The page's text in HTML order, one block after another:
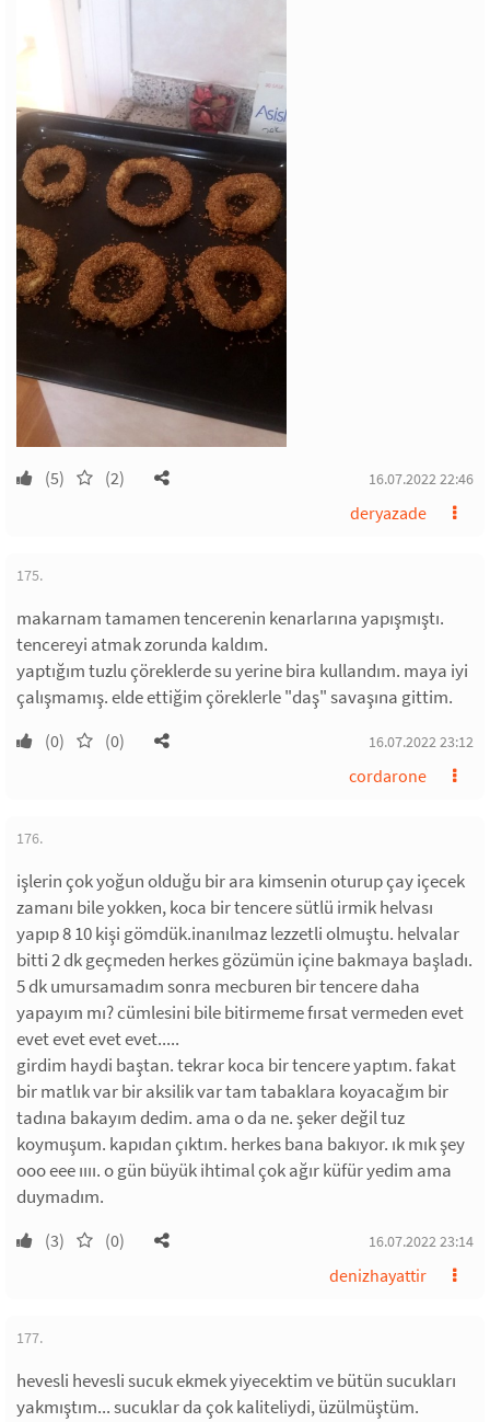
(5) (2) 16.07.2022 22:46
deryazade
175.
makarnam tamamen tencerenin kenarlarına yapışmıştı.
tencereyi atmak zorunda kaldım.
yaptığım tuzlu çöreklerde su yerine bira kullandım. maya iyi
çalışmamış. elde ettiğim çöreklerle "daş" savaşına gittim.
(0) (0) 16.07.2022 23:12
cordarone
176.
işlerin çok yoğun olduğu bir ara kimsenin oturup çay içecek
zamanı bile yokken, koca bir tencere sütlü irmik helvası
yapıp 8 10 kişi gömdük.inanılmaz lezzetli olmuştu. helvalar
bitti 2 dk geçmeden herkes gözümün içine bakmaya başladı.
5 dk umursamadım sonra mecburen bir tencere daha
yapayım mı? cümlesini bile bitirmeme fırsat vermeden evet
evet evet evet evet.....
girdim haydi baştan. tekrar koca bir tencere yaptım. fakat
bir matlık var bir aksilik var tam tabaklara koyacağım bir
tadına bakayım dedim. ama o da ne. şeker değil tuz
koymuşum. kapıdan çıktım. herkes bana bakıyor. ık mık şey
ooo eee ıııı. o gün büyük ihtimal çok ağır küfür yedim ama
duymadım.
(3) (0) 16.07.2022 23:14
denizhayattir
177.
hevesli hevesli sucuk ekmek yiyecektim ve bütün sucukları
yakmıştım... sucuklar da çok kaliteliydi, üzülmüştüm.